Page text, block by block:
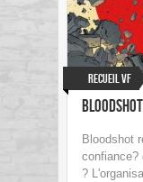
Recueil VF
Bloodshot
Bloodshot
confiance?
?